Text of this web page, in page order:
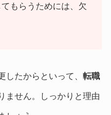
もらうためには、欠
したからといって、 転職
ません。しっかりと理由